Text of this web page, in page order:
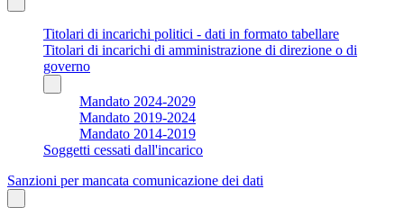
Titolari di incarichi politici - dati in formato tabellare
Titolari di incarichi di amministrazione di direzione o di
governo
Mandato 2024-2029
Mandato 2019-2024
Mandato 2014-2019
Soggetti cessati dall'incarico
Sanzioni per mancata comunicazione dei dati